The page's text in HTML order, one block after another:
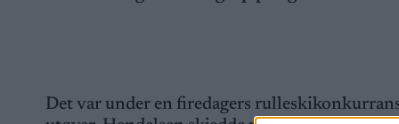
Det var under en firedagers